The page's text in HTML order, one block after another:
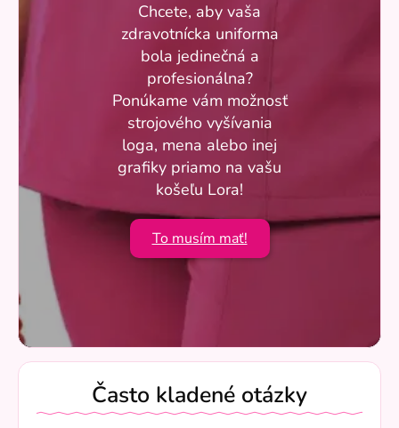
Chcete, aby vaša
zdravotnícka uniforma
bola jedinečná a
profesionálna?
Ponúkame vám možnosť
strojového vyšívania
loga, mena alebo inej
grafiky priamo na vašu
košeľu Lora!
To musím mať!
Často kladené otázky